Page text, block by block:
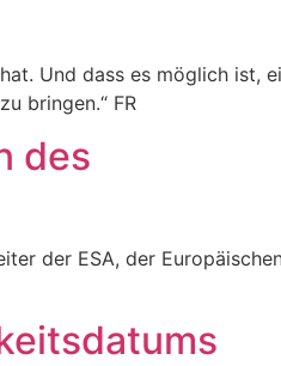
Und dass es möglich ist,
bringen.“ FR
des
der ESA, der